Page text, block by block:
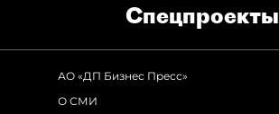
Спец­проекты
АО «ДП Бизнес Пресс»
О СМИ